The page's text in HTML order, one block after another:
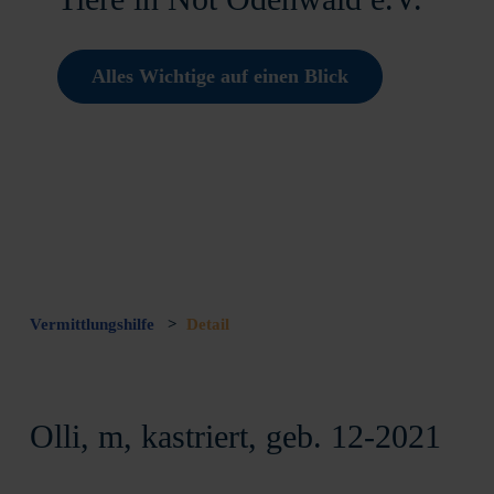
Alles Wichtige auf einen Blick
Vermittlungshilfe > Detail
Olli, m, kastriert, geb. 12-2021